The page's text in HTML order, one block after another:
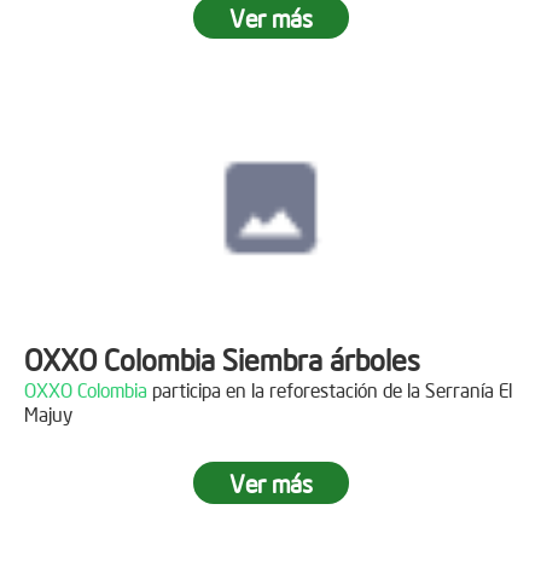
Ver más
OXXO Colombia Siembra árboles
OXXO Colombia participa en la reforestación de la Serranía El
Majuy
Ver más